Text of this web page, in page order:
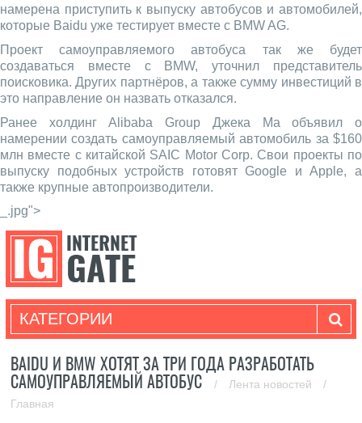
намерена приступить к выпуску автобусов и автомобилей,
которые Baidu уже тестирует вместе с BMW AG.
Проект самоуправляемого автобуса так же будет
создаваться вместе с BMW, уточнил представитель
поисковика. Других партнёров, а также сумму инвестиций в
это направление он назвать отказался.
Ранее холдинг Alibaba Group Джека Ма объявил о
намерении создать самоуправляемый автомобиль за $160
млн вместе с китайской SAIC Motor Corp. Свои проекты по
выпуску подобных устройств готовят Google и Apple, а
также крупные автопроизводители.
_.jpg">
КАТЕГОРИИ
BAIDU И BMW ХОТЯТ ЗА ТРИ ГОДА РАЗРАБОТАТЬ
САМОУПРАВЛЯЕМЫЙ АВТОБУС
/ Лента новостей
/
Главная